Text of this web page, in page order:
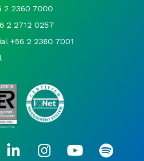
2 2360 7000
2 2712 0257
+56 2 2360 7001